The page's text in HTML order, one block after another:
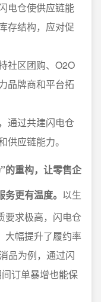
电仓使供应链能
存结构，应对促
社区团购、O2O
品牌商和平台拓
通过共建闪电仓
供应链能力。
的重构，让零售企
更有温度。 以生
要求极高，闪电仓
大幅提升了履约率
品为例，通过闪
订单暴增也能保